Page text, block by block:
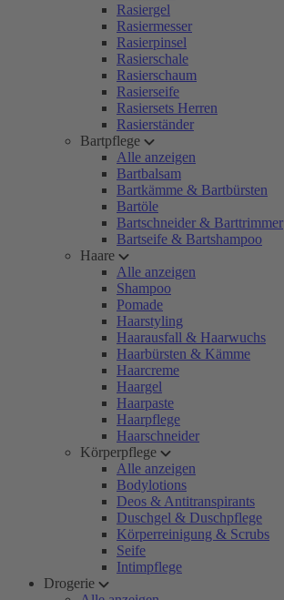
Rasiergel
Rasiermesser
Rasierpinsel
Rasierschale
Rasierschaum
Rasierseife
Rasiersets Herren
Rasierständer
Bartpflege
Alle anzeigen
Bartbalsam
Bartkämme & Bartbürsten
Bartöle
Bartschneider & Barttrimmer
Bartseife & Bartshampoo
Haare
Alle anzeigen
Shampoo
Pomade
Haarstyling
Haarausfall & Haarwuchs
Haarbürsten & Kämme
Haarcreme
Haargel
Haarpaste
Haarpflege
Haarschneider
Körperpflege
Alle anzeigen
Bodylotions
Deos & Antitranspirants
Duschgel & Duschpflege
Körperreinigung & Scrubs
Seife
Intimpflege
Drogerie